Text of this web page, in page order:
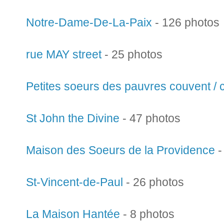
Notre-Dame-De-La-Paix - 126 photos
rue MAY street- 25 photos
Petites soeurs des pauvres couvent /
St John the Divine - 47 photos
Maison des Soeurs de la Providence
St-Vincent-de-Paul - 26 photos
La Maison Hantée - 8 photos